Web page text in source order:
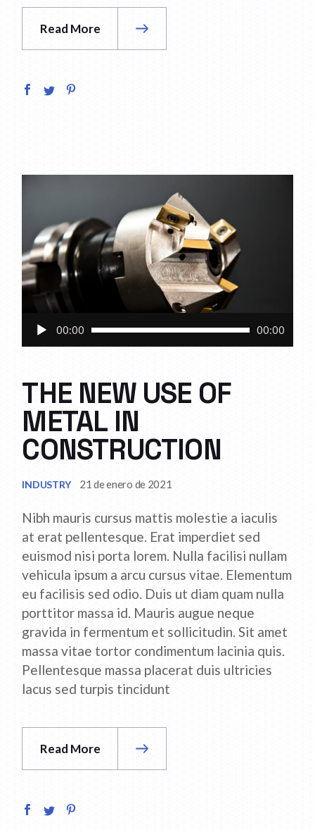
Read More
Reproductor
00:00 00:00
THE NEW USE OF
METAL IN
CONSTRUCTION
INDUSTRY 21 de enero de 2021
Nibh mauris cursus mattis molestie a iaculis
at erat pellentesque. Erat imperdiet sed
euismod nisi porta lorem. Nulla facilisi nullam
vehicula ipsum a arcu cursus vitae. Elementum
eu facilisis sed odio. Duis ut diam quam nulla
porttitor massa id. Mauris augue neque
gravida in fermentum et sollicitudin. Sit amet
massa vitae tortor condimentum lacinia quis.
Pellentesque massa placerat duis ultricies
lacus sed turpis tincidunt
Read More